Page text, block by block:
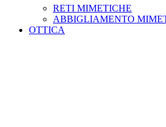
RETI MIMETICHE
ABBIGLIAMENTO
OTTICA